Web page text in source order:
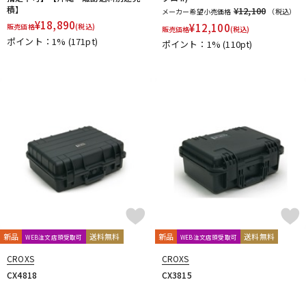
積】
販売価格¥18,890(税込)
ポイント：1% (171pt)
メーカー希望小売価格 ¥12,100
（税込）
販売価格¥12,100(税込)
ポイント：1%(110pt)
新品 WEB注文店頭受取可 送料無料
CROXS
CX4818
新品 WEB注文店頭受取可 送料無料
CROXS
CX3815